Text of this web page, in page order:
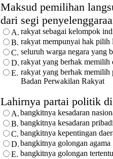
Maksud pemilihan
dari segi
A. rakyat sebagai kelompok
B. rakyat mempunyai hak pilih
C. seluruh warga negara yang
D. rakyat yang berhak
E. rakyat yang berhak
Badan Perwakilan Rakyat
Lahirnya partai politik
A.bangkitnya kesadaran
B. bangkitnya kesadaran
C. bangkitnya kepentingan
D.bangkitnya golongan agama
E. bangkitnya golongan